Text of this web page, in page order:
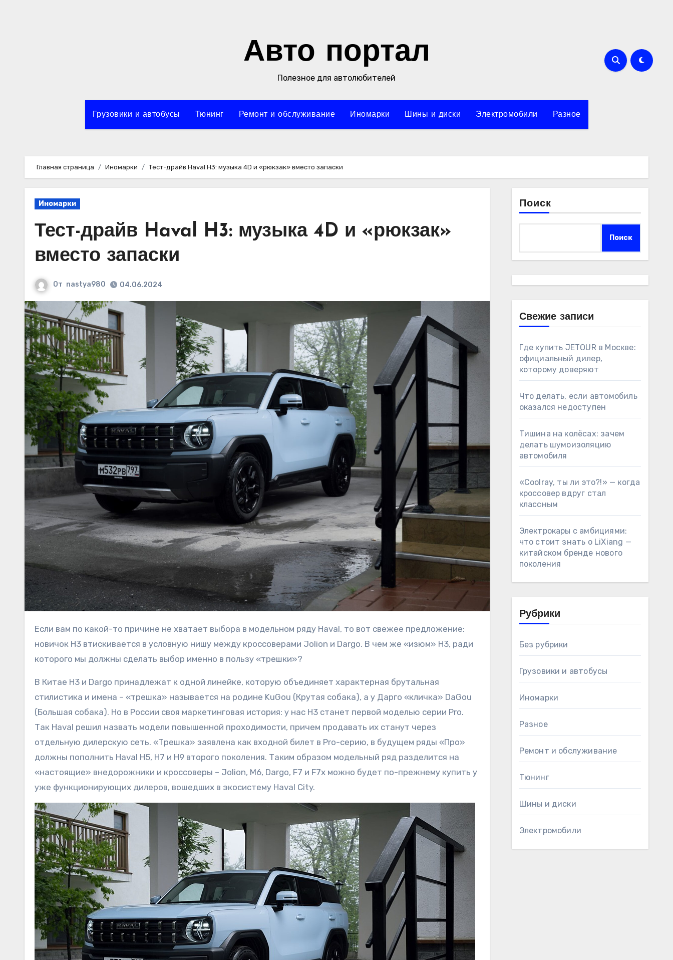
Авто портал
Полезное для автолюбителей
Грузовики и автобусы Тюнинг Ремонт и обслуживание Иномарки Шины и диски Электромобили Разное
Главная страница Иномарки Тест-драйв Haval H3: музыка 4D и «рюкзак» вместо запаски
Иномарки
Тест-драйв Haval H3: музыка 4D и «рюкзак»
вместо запаски
От nastya980 04.06.2024
Если вам по какой-то причине не хватает выбора в модельном ряду Haval, то вот свежее предложение:
новичок H3 втискивается в условную нишу между кроссоверами Jolion и Dargo. В чем же «изюм» H3, ради
которого мы должны сделать выбор именно в пользу «трешки»?
В Китае H3 и Dargo принадлежат к одной линейке, которую объединяет характерная брутальная
стилистика и имена – «трешка» называется на родине KuGou (Крутая собака), а у Дарго «кличка» DaGou
(Большая собака). Но в России своя маркетинговая история: у нас H3 станет первой моделью серии Pro.
Так Haval решил назвать модели повышенной проходимости, причем продавать их станут через
отдельную дилерскую сеть. «Трешка» заявлена как входной билет в Pro-серию, в будущем ряды «Про»
должны пополнить Haval H5, H7 и H9 второго поколения. Таким образом модельный ряд разделится на
«настоящие» внедорожники и кроссоверы – Jolion, M6, Dargo, F7 и F7x можно будет по-прежнему купить у
уже функционирующих дилеров, вошедших в экосистему Haval City.
Поиск
Поиск
Свежие записи
Где купить JETOUR в Москве:
официальный дилер,
которому доверяют
Что делать, если автомобиль
оказался недоступен
Тишина на колёсах: зачем
делать шумоизоляцию
автомобиля
«Coolray, ты ли это?!» — когда
кроссовер вдруг стал
классным
Электрокары с амбициями:
что стоит знать о LiXiang —
китайском бренде нового
поколения
Рубрики
Без рубрики
Грузовики и автобусы
Иномарки
Разное
Ремонт и обслуживание
Тюнинг
Шины и диски
Электромобили